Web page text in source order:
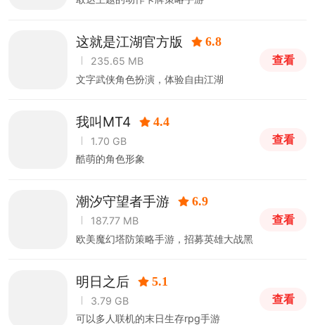
这就是江湖官方版 6.8
235.65 MB
文字武侠角色扮演，体验自由江湖
查看
我叫MT4 4.4
1.70 GB
酷萌的角色形象
查看
潮汐守望者手游 6.9
187.77 MB
欧美魔幻塔防策略手游，招募英雄大战黑
查看
明日之后 5.1
3.79 GB
可以多人联机的末日生存rpg手游
查看